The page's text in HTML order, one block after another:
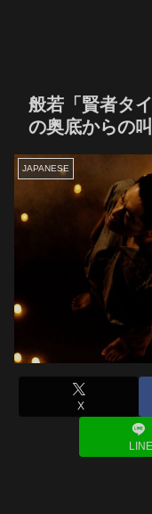
般若「賢者タ
の奥底からの
JAPANESE
X
LINE